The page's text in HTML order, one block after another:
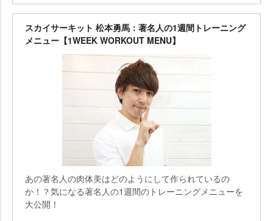
スカイサーキット 松本勇馬：著名人の1週間トレーニング
メニュー【1WEEK WORKOUT MENU】
あの著名人の肉体美はどのようにして作られているの
か！？気になる著名人の1週間のトレーニングメニューを
大公開！